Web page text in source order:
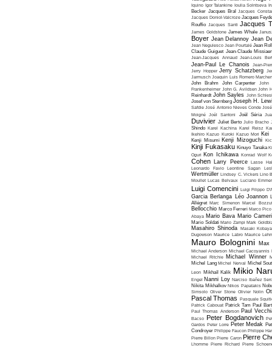
Iquino Igor Talankine Ioulia Solntseva
Becker Jacques Bral Jacques
Jacques Doniol-Valcroze Jacques
Rouffio Jacques Santi Jacques
James Goldstone James Whale
Boyer Jean Delannoy Jean
Jean Negulesco Jean Pourtalé Jean
Claude Guiguet Jean-Claude
Jean-Jacques Annaud Jean-Louis
Jean-Paul Le Chanois
Jean-
Jerry Hopper Jerry Schatzberg
Jarmusch Joaquin Luis Romero
John Brahm
John Carpenter
John
Frankenheimer John G. Avildsen John
Reinhardt John Sayles John
Josef von Sternberg Joseph H.
Safdie José Antonio Nieves Conde
Moigné Joël Santoni Joël Séria
Duvivier Juliet Berto Julio Bracho
Shindo Karel Kachina Karel Reisz
Ikehiro Kazuo Kuroki Kazuo Mori Kei
Kenji Misumi Kenji Mizoguchi
Kinji Fukasaku Kinuyo Tanaka
Oguri Kon Ichikawa Konrad Wolf
Cohen Larry Peerce
Lasse
Leonardo Favio
Leontine Sagan
Wertmüller Lindsey C. Vickers Lino
Moullet Lucas Belvaux Luciano Emmer
Luigi Comencini Luigi Filippo
Garcia Berlanga Léo Joannon
Allégret Marc Simenon Marcel
Bellocchio Marco Ferreri Marco Pico
Abaya Mario Bava Mario
Mario Soldati Mario Zampi Mark
Masahiro Shinoda Masaki
Dugowson Maurice Labro Maurice
Mauro Bolognini Max
Michael Anderson Michael Cacoyannis
Michael Ritchie Michael Winner
Michel Lang Michel Nerval Michel
Leon Mikhaïl Kalik Mikio
Engel Nanni Loy Narciso Ibañez
Nikita Mikhalkov Nikos Papatakis
Simsolo Oliver Stone Olivier Nolin
Pascal Thomas Pasquale
Patrick Cabouat Patrick Tam Paul
Paul Thomas Anderson Paul
Bacso Peter Bogdanovich
Gardos Peter Lorre Peter Medak
Condroyer Philippe Faucon Philippe
Pierre Billon Pierre Caron Pierre
Lhomme Pierre Richard Pierre